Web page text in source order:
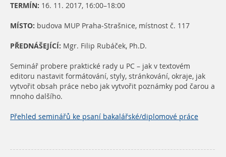
TERMÍN: 16. 11. 2017, 16:00–18:00
MÍSTO: budova MUP Praha-Strašnice, místnost č. 117
PŘEDNÁŠEJÍCÍ: Mgr. Filip Rubáček, Ph.D.
Seminář probere praktické rady u PC – jak v textovém
editoru nastavit formátování, styly, stránkování, okraje, jak
vytvořit obsah práce nebo jak vytvořit poznámky pod čarou a
mnoho dalšího.
Přehled seminářů ke psaní bakalářské/diplomové práce